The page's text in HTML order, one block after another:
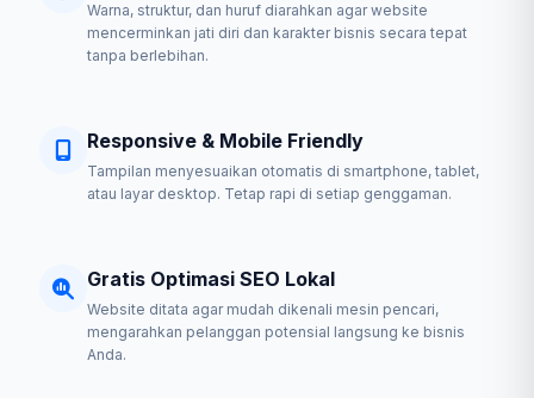
Warna, struktur, dan huruf diarahkan agar website
mencerminkan jati diri dan karakter bisnis secara tepat
tanpa berlebihan.
Responsive & Mobile Friendly
Tampilan menyesuaikan otomatis di smartphone, tablet,
atau layar desktop. Tetap rapi di setiap genggaman.
Gratis Optimasi SEO Lokal
Website ditata agar mudah dikenali mesin pencari,
mengarahkan pelanggan potensial langsung ke bisnis
Anda.